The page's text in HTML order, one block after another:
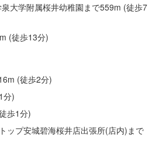
大学附属桜井幼稚園まで559m (徒歩7
(徒歩13分)
(徒歩2分)
分)
歩1分)
ップ安城碧海桜井店出張所(店内)まで